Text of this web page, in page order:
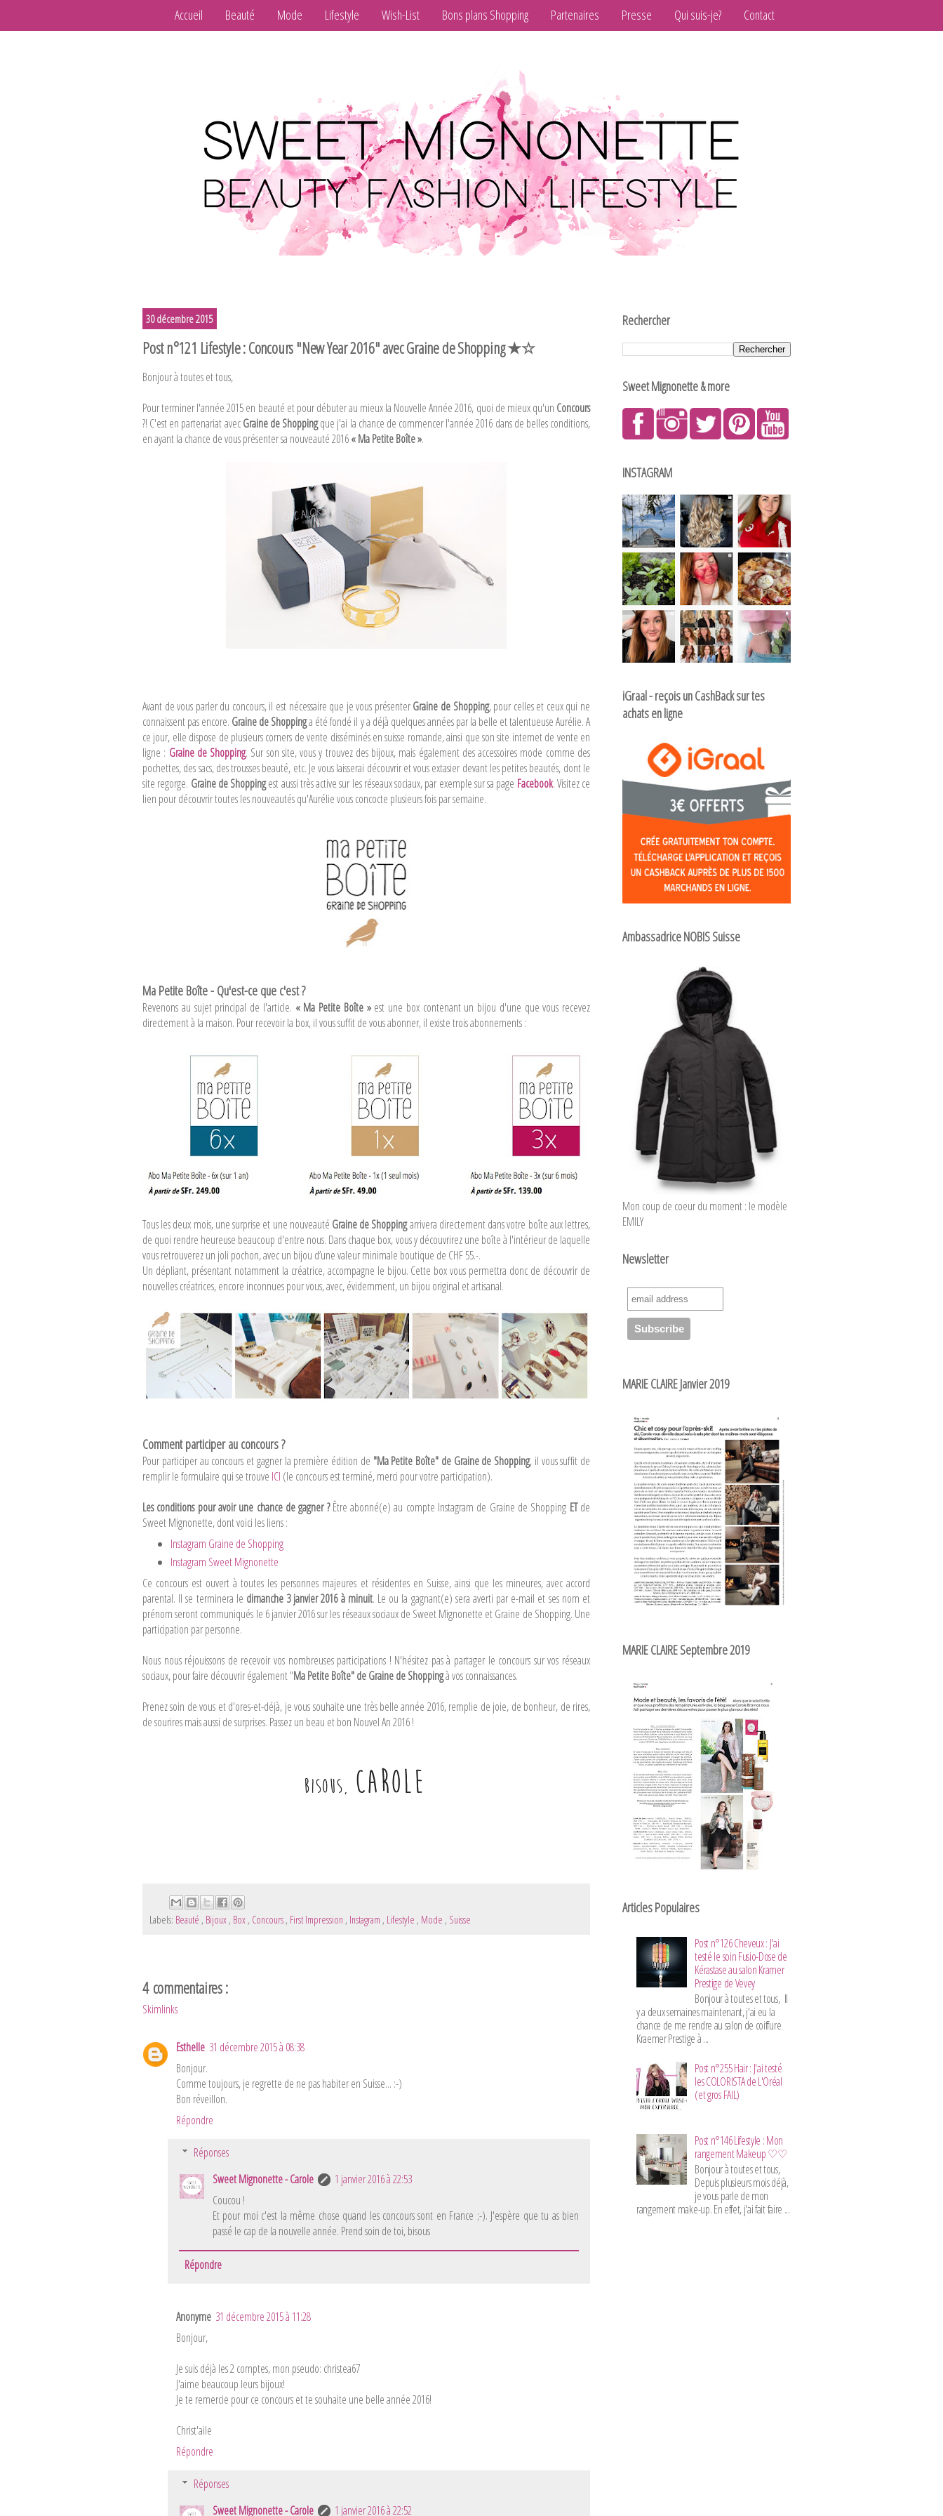
Accueil Beauté Mode Lifestyle Wish-List Bons plans Shopping Partenaires Presse Qui suis-je? Contact
30 décembre 2015
Post n°121 Lifestyle : Concours "New Year 2016" avec Graine de Shopping ★☆
Bonjour à toutes et tous,
Pour terminer l'année 2015 en beauté et pour débuter au mieux la Nouvelle Année 2016, quoi de mieux qu'un Concours
?! C'est en partenariat avecGraine de Shoppingque j'ai la chance de commencer l'année 2016 dans de belles conditions,
en ayant la chance de vous présenter sa nouveauté 2016« Ma Petite Boîte ».
Avant de vous parler du concours, il est nécessaire que je vous présenterGraine de Shopping, pour celles et ceux qui ne
connaissent pas encore. Graine de Shoppinga été fondé il y a déjà quelques années par la belle et talentueuse Aurélie. A
ce jour, elle dispose de plusieurs corners de vente disséminés en suisse romande, ainsi que son site internet de vente en
ligne : Graine de Shopping. Sur son site, vous y trouvez des bijoux, mais également des accessoires mode comme des
pochettes, des sacs, des trousses beauté, etc. Je vous laisserai découvrir et vous extasier devant les petites beautés, dont le
site regorge. Graine de Shoppingest aussi très active sur les réseaux sociaux, par exemple sur sa page Facebook. Visitez ce
lien pour découvrir toutes les nouveautés qu'Aurélie vous concocte plusieurs fois par semaine.
Ma Petite Boîte - Qu'est-ce que c'est ?
Revenons au sujet principal de l'article. « Ma Petite Boîte »est une box contenant un bijou d'une que vous recevez
directement à la maison. Pour recevoir la box, il vous suffit de vous abonner, il existe trois abonnements :
Tous les deux mois, une surprise et une nouveauté Graine de Shoppingarrivera directement dans votre boîte aux lettres,
de quoi rendre heureuse beaucoup d'entre nous. Dans chaque box, vous y découvrirez une boîte à l'intérieur de laquelle
vous retrouverez un joli pochon, avec un bijou d’une valeur minimale boutique de CHF 55.-.
Un dépliant, présentant notamment la créatrice, accompagne le bijou. Cette box vous permettra donc de découvrir de
nouvelles créatrices, encore inconnues pour vous, avec, évidemment, un bijou original et artisanal.
Comment participer au concours ?
Pour participer au concours et gagner la première édition de "Ma Petite Boîte" de Graine de Shopping, il vous suffit de
remplir le formulaire qui se trouve ICI (le concours est terminé, merci pour votre participation).
Les conditions pour avoir une chance de gagner ?Être abonné(e) au compte Instagram de Graine de Shopping ETde
Sweet Mignonette, dont voici les liens :
Instagram Graine de Shopping
Instagram Sweet Mignonette
Ce concours est ouvert à toutes les personnes majeures et résidentes en Suisse, ainsi que les mineures, avec accord
parental. Il se terminera le dimanche 3 janvier 2016 à minuit. Le ou la gagnant(e) sera averti par e-mail et ses nom et
prénom seront communiqués le 6 janvier 2016 sur les réseaux sociaux de Sweet Mignonette et Graine de Shopping. Une
participation par personne.
Nous nous réjouissons de recevoir vos nombreuses participations ! N'hésitez pas à partager le concours sur vos réseaux
sociaux, pour faire découvrir également "Ma Petite Boîte" de Graine de Shoppingà vos connaissances.
Prenez soin de vous et d'ores-et-déjà, je vous souhaite une très belle année 2016, remplie de joie, de bonheur, de rires,
de sourires mais aussi de surprises. Passez un beau et bon Nouvel An 2016 !
Labels: Beauté , Bijoux , Box , Concours , First Impression , Instagram , Lifestyle , Mode , Suisse
4 commentaires :
Skimlinks
Esthelle 31 décembre 2015 à 08:38
Bonjour.
Comme toujours, je regrette de ne pas habiter en Suisse... :-)
Bon réveillon.
Répondre
Réponses
Sweet Mignonette - Carole
1 janvier 2016 à 22:53
Coucou !
Et pour moi c'est la même chose quand les concours sont en France ;-). J'espère que tu as bien
passé le cap de la nouvelle année. Prend soin de toi, bisous
Répondre
Anonyme 31 décembre 2015 à 11:28
Bonjour,
Je suis déjà les 2 comptes, mon pseudo: christea67
J'aime beaucoup leurs bijoux!
Je te remercie pour ce concours et te souhaite une belle année 2016!
Christ'aile
Répondre
Réponses
Sweet Mignonette - Carole
1 janvier 2016 à 22:52
Rechercher
Sweet Mignonette & more
INSTAGRAM
iGraal - reçois un CashBack sur tes
achats en ligne
Ambassadrice NOBIS Suisse
Mon coup de coeur du moment : le modèle
EMILY
Newsletter
MARIE CLAIRE Janvier 2019
MARIE CLAIRE Septembre 2019
Articles Populaires
Post n°126 Cheveux : J'ai
testé le soin Fusio-Dose de
Kérastase au salon Kramer
Prestige de Vevey
Bonjour à toutes et tous, Il
y a deux semaines maintenant, j'ai eu la
chance de me rendre au salon de coiffure
Kraemer Prestige à ...
Post n°255 Hair : J'ai testé
les COLORISTA de L'Oréal
(et gros FAIL)
Post n°146 Lifestyle : Mon
rangement Makeup ♡♡
Bonjour à toutes et tous,
Depuis plusieurs mois déjà,
je vous parle de mon
rangement make-up. En effet, j'ai fait faire ...